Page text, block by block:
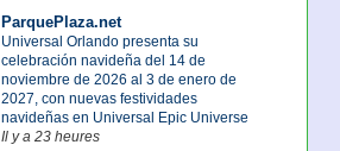
ParquePlaza.net
Universal Orlando presenta su
celebración navideña del 14 de
noviembre de 2026 al 3 de enero de
2027, con nuevas festividades
navideñas en Universal Epic Universe
Il y a 23 heures